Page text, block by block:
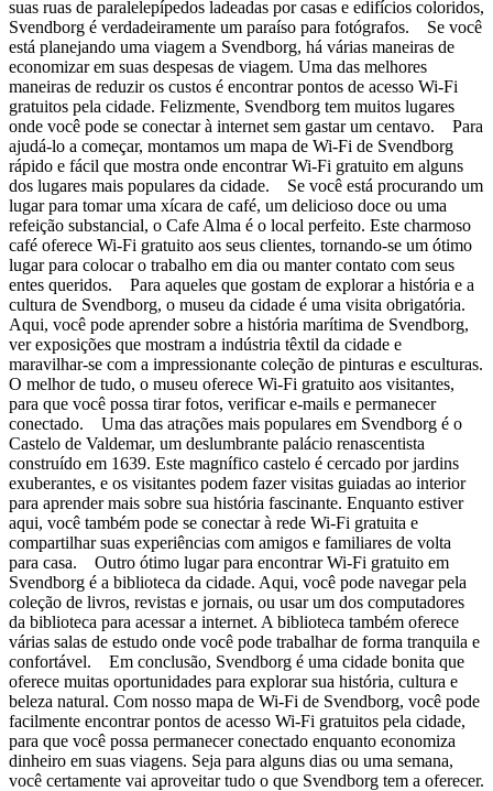
suas ruas de paralelepípedos ladeadas por casas e edifícios coloridos,
Svendborg é verdadeiramente um paraíso para fotógrafos. Se você
está planejando uma viagem a Svendborg, há várias maneiras de
economizar em suas despesas de viagem. Uma das melhores
maneiras de reduzir os custos é encontrar pontos de acesso Wi-Fi
gratuitos pela cidade. Felizmente, Svendborg tem muitos lugares
onde você pode se conectar à internet sem gastar um centavo. Para
ajudá-lo a começar, montamos um mapa de Wi-Fi de Svendborg
rápido e fácil que mostra onde encontrar Wi-Fi gratuito em alguns
dos lugares mais populares da cidade. Se você está procurando um
lugar para tomar uma xícara de café, um delicioso doce ou uma
refeição substancial, o Cafe Alma é o local perfeito. Este charmoso
café oferece Wi-Fi gratuito aos seus clientes, tornando-se um ótimo
lugar para colocar o trabalho em dia ou manter contato com seus
entes queridos. Para aqueles que gostam de explorar a história e a
cultura de Svendborg, o museu da cidade é uma visita obrigatória.
Aqui, você pode aprender sobre a história marítima de Svendborg,
ver exposições que mostram a indústria têxtil da cidade e
maravilhar-se com a impressionante coleção de pinturas e esculturas.
O melhor de tudo, o museu oferece Wi-Fi gratuito aos visitantes,
para que você possa tirar fotos, verificar e-mails e permanecer
conectado. Uma das atrações mais populares em Svendborg é o
Castelo de Valdemar, um deslumbrante palácio renascentista
construído em 1639. Este magnífico castelo é cercado por jardins
exuberantes, e os visitantes podem fazer visitas guiadas ao interior
para aprender mais sobre sua história fascinante. Enquanto estiver
aqui, você também pode se conectar à rede Wi-Fi gratuita e
compartilhar suas experiências com amigos e familiares de volta
para casa. Outro ótimo lugar para encontrar Wi-Fi gratuito em
Svendborg é a biblioteca da cidade. Aqui, você pode navegar pela
coleção de livros, revistas e jornais, ou usar um dos computadores
da biblioteca para acessar a internet. A biblioteca também oferece
várias salas de estudo onde você pode trabalhar de forma tranquila e
confortável. Em conclusão, Svendborg é uma cidade bonita que
oferece muitas oportunidades para explorar sua história, cultura e
beleza natural. Com nosso mapa de Wi-Fi de Svendborg, você pode
facilmente encontrar pontos de acesso Wi-Fi gratuitos pela cidade,
para que você possa permanecer conectado enquanto economiza
dinheiro em suas viagens. Seja para alguns dias ou uma semana,
você certamente vai aproveitar tudo o que Svendborg tem a oferecer.